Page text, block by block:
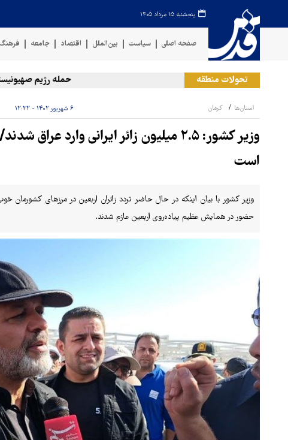
پنجشنبه ۱۵ مرداد ۱۴۰۵
صفحه اصلی سیاست بین‌الملل اقتصاد جامعه فرهنگ
تحولات منطقه حمله رژیم صهیونیستی
استان‌ها کرمان ۶ شهریور ۱۴۰۲ - ۱۲:۲۲
وزیر کشور: ۲.۵ میلیون زائر ایرانی
است
حضور در همایش عظیم پیاده‌روی اربعین عازم شدند.